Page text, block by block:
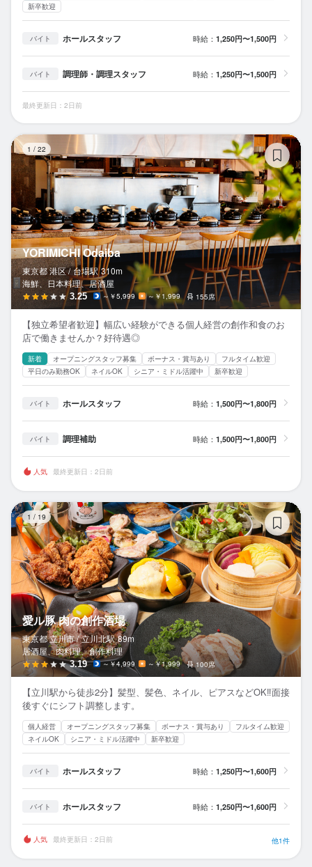
新卒歓迎
バイト ホールスタッフ 時給： 1,250円〜1,500円
バイト 調理師・調理スタッフ 時給： 1,250円〜1,500円
最終更新日：2日前
1 / 22
YORIMICHI Odaiba
東京都 港区 / 台場駅 310m
海鮮、日本料理、居酒屋
3.25 ～￥5,999 ～￥1,999 155席
【独立希望者歓迎】幅広い経験ができる個人経営の創作和食のお
店で働きませんか？好待遇◎
新着 オープニングスタッフ募集 ボーナス・賞与あり
フルタイム歓迎
平日のみ勤務OK
ネイルOK シニア・ミドル活躍中 新卒歓迎
バイト ホールスタッフ 時給： 1,500円〜1,800円
バイト 調理補助 時給： 1,500円〜1,800円
人気 最終更新日：2日前
1 / 19
愛ル豚 肉の創作酒場
東京都 立川市 / 立川北駅 89m
居酒屋、肉料理、創作料理
3.19 ～￥4,999 ～￥1,999 100席
【立川駅から徒歩2分】髪型、髪色、ネイル、ピアスなどOK‼︎面接
後すぐにシフト調整します。
個人経営 オープニングスタッフ募集 ボーナス・賞与あり
フルタイム歓迎
ネイルOK
シニア・ミドル活躍中 新卒歓迎
バイト ホールスタッフ 時給： 1,250円〜1,600円
バイト ホールスタッフ 時給： 1,250円〜1,600円
人気 最終更新日：2日前 他1件